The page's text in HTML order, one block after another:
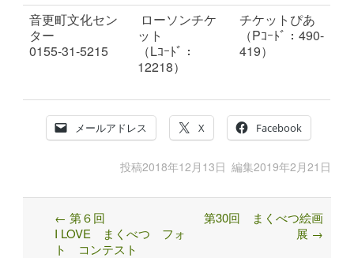
音更町文化セン
ター
0155-31-5215
ローソンチケ
ット
（Lｺｰﾄﾞ：
12218）
チケットぴあ
（Pｺｰﾄﾞ：490-
419）
メールアドレス X Facebook
投稿2018年12月13日 編集2019年2月21日
Post
navigation
← 第６回
I LOVE まくべつ フォ
ト コンテスト
第30回 まくべつ絵画
展 →